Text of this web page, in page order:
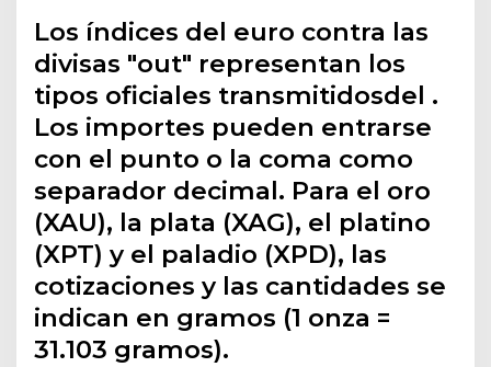
Los índices del euro contra las
divisas "out" representan los
tipos oficiales transmitidosdel .
Los importes pueden entrarse
con el punto o la coma como
separador decimal. Para el oro
(XAU), la plata (XAG), el platino
(XPT) y el paladio (XPD), las
cotizaciones y las cantidades se
indican en gramos (1 onza =
31.103 gramos).